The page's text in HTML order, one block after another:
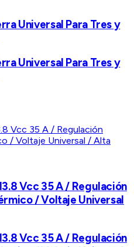
Universal Para Tres y
Universal Para Tres y
Vcc 35 A / Regulación
/ Voltaje Universal
Vcc 35 A / Regulación